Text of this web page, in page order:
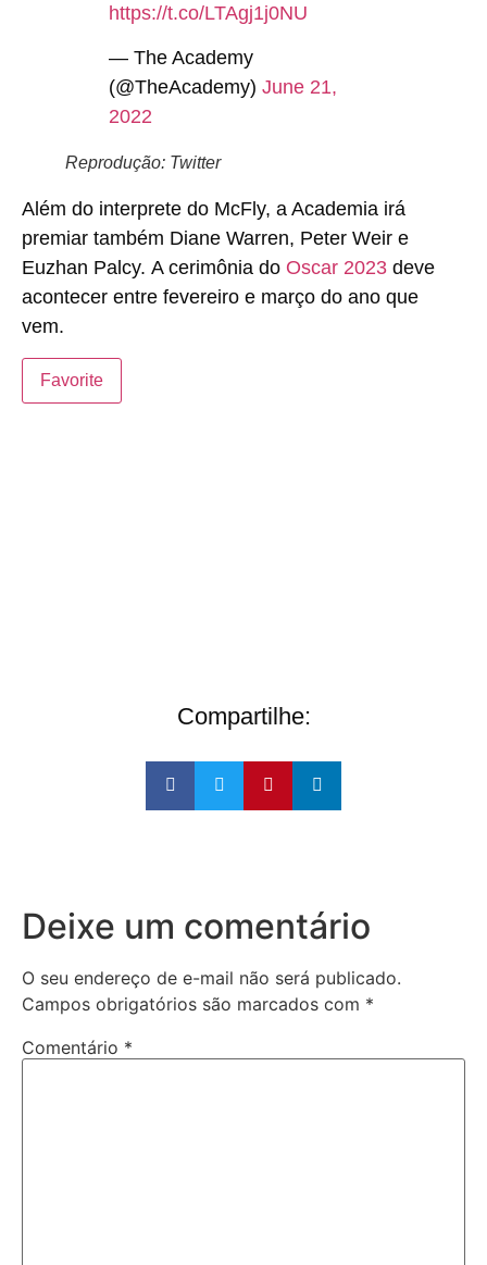
https://t.co/LTAgj1j0NU
— The Academy
(@TheAcademy) June 21,
2022
Reprodução: Twitter
Além do interprete do McFly, a Academia irá
premiar também Diane Warren, Peter Weir e
Euzhan Palcy. A cerimônia do Oscar 2023 deve
acontecer entre fevereiro e março do ano que
vem.
Favorite
Compartilhe:
Deixe um comentário
O seu endereço de e-mail não será publicado.
Campos obrigatórios são marcados com *
Comentário *